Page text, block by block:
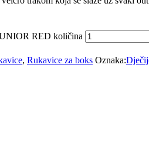
RED količina
, Rukavice za boks Oznaka: